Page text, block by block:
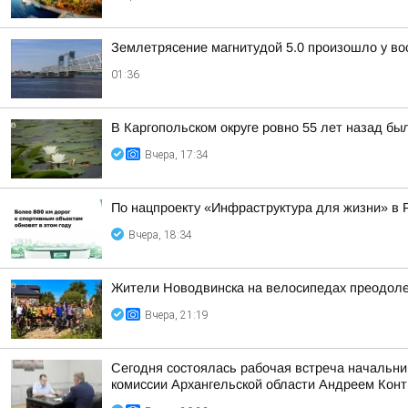
Землетрясение магнитудой 5.0 произошло у
01:36
В Каргопольском округе ровно 55 лет назад
Вчера, 17:34
По нацпроекту «Инфраструктура для жизни»
Вчера, 18:34
Жители Новодвинска на велосипедах
Вчера, 21:19
Сегодня состоялась рабочая встреча
комиссии Архангельской области Андреем